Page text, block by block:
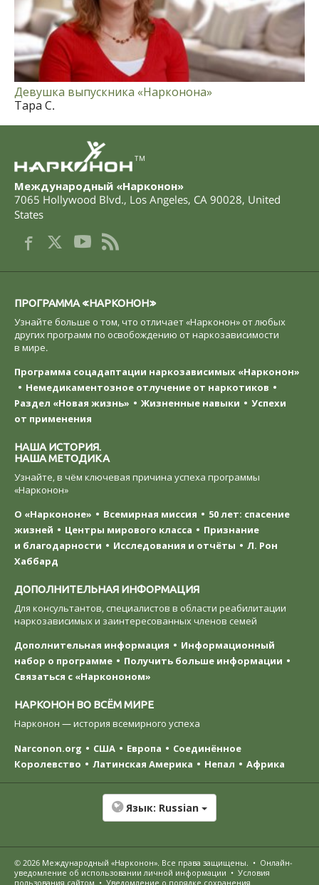
Девушка выпускника «Нарконона»
Тара С.
TM
Международный «Нарконон»
7065 Hollywood Blvd., Los Angeles, CA 90028, United
States
ПРОГРАММА «НАРКОНОН»
Узнайте больше о том, что отличает «Нарконон» от любых
других программ по освобождению от наркозависимости
в мире.
Программа соцадаптации наркозависимых «Нарконон»
Немедикаментозное отлучение от наркотиков
Раздел «Новая жизнь»
Жизненные навыки
Успехи
от применения
НАША ИСТОРИЯ.
НАША МЕТОДИКА
Узнайте, в чём ключевая причина успеха программы
«Нарконон»
О «Наркононе»
Всемирная миссия
50 лет: спасение
жизней
Центры мирового класса
Признание
и благодарности
Исследования и отчёты
Л. Рон
Хаббард
ДОПОЛНИТЕЛЬНАЯ ИНФОРМАЦИЯ
Для консультантов, специалистов в области реабилитации
наркозависимых и заинтересованных членов семей
Дополнительная информация
Информационный
набор о программе
Получить больше информации
Связаться с «Наркононом»
НАРКОНОН ВО ВСЁМ МИРЕ
Нарконон — история всемирного успеха
Narconon.org
США Европа
Соединённое
Королевство
Латинская Америка Непал Африка
Язык: Russian
© 2026 Международный «Нарконон». Все права защищены. • Онлайн-
уведомление об использовании личной информации • Условия
пользования сайтом • Уведомление о порядке сохранения